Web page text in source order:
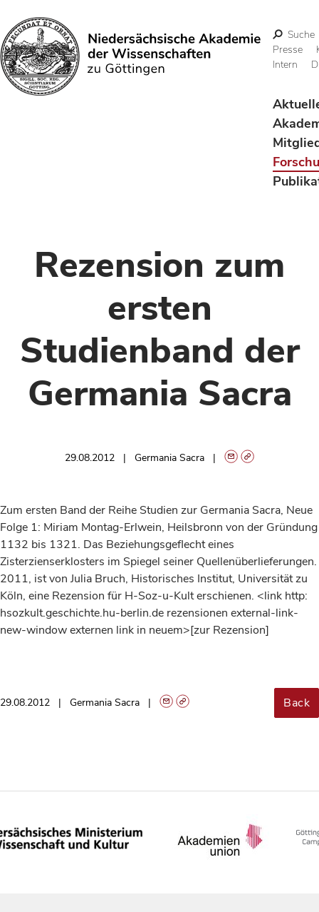
Suchen
Suche
Presse
Intern
Rezension zum
ersten
Studienband der
Germania Sacra
29.08.2012 Germania Sacra
Zum ersten Band der Reihe Studien zur Germania Sacra, Neue
Folge 1: Miriam Montag-Erlwein, Heilsbronn von der Gründung
1132 bis 1321. Das Beziehungsgeflecht eines
Zisterzienserklosters im Spiegel seiner Quellenüberlieferungen.
2011, ist von Julia Bruch, Historisches Institut, Universität zu
Köln, eine Rezension für H-Soz-u-Kult erschienen. <link http:
hsozkult.geschichte.hu-berlin.de rezensionen external-link-
new-window externen link in neuem>[zur Rezension]
29.08.2012 Germania Sacra Back